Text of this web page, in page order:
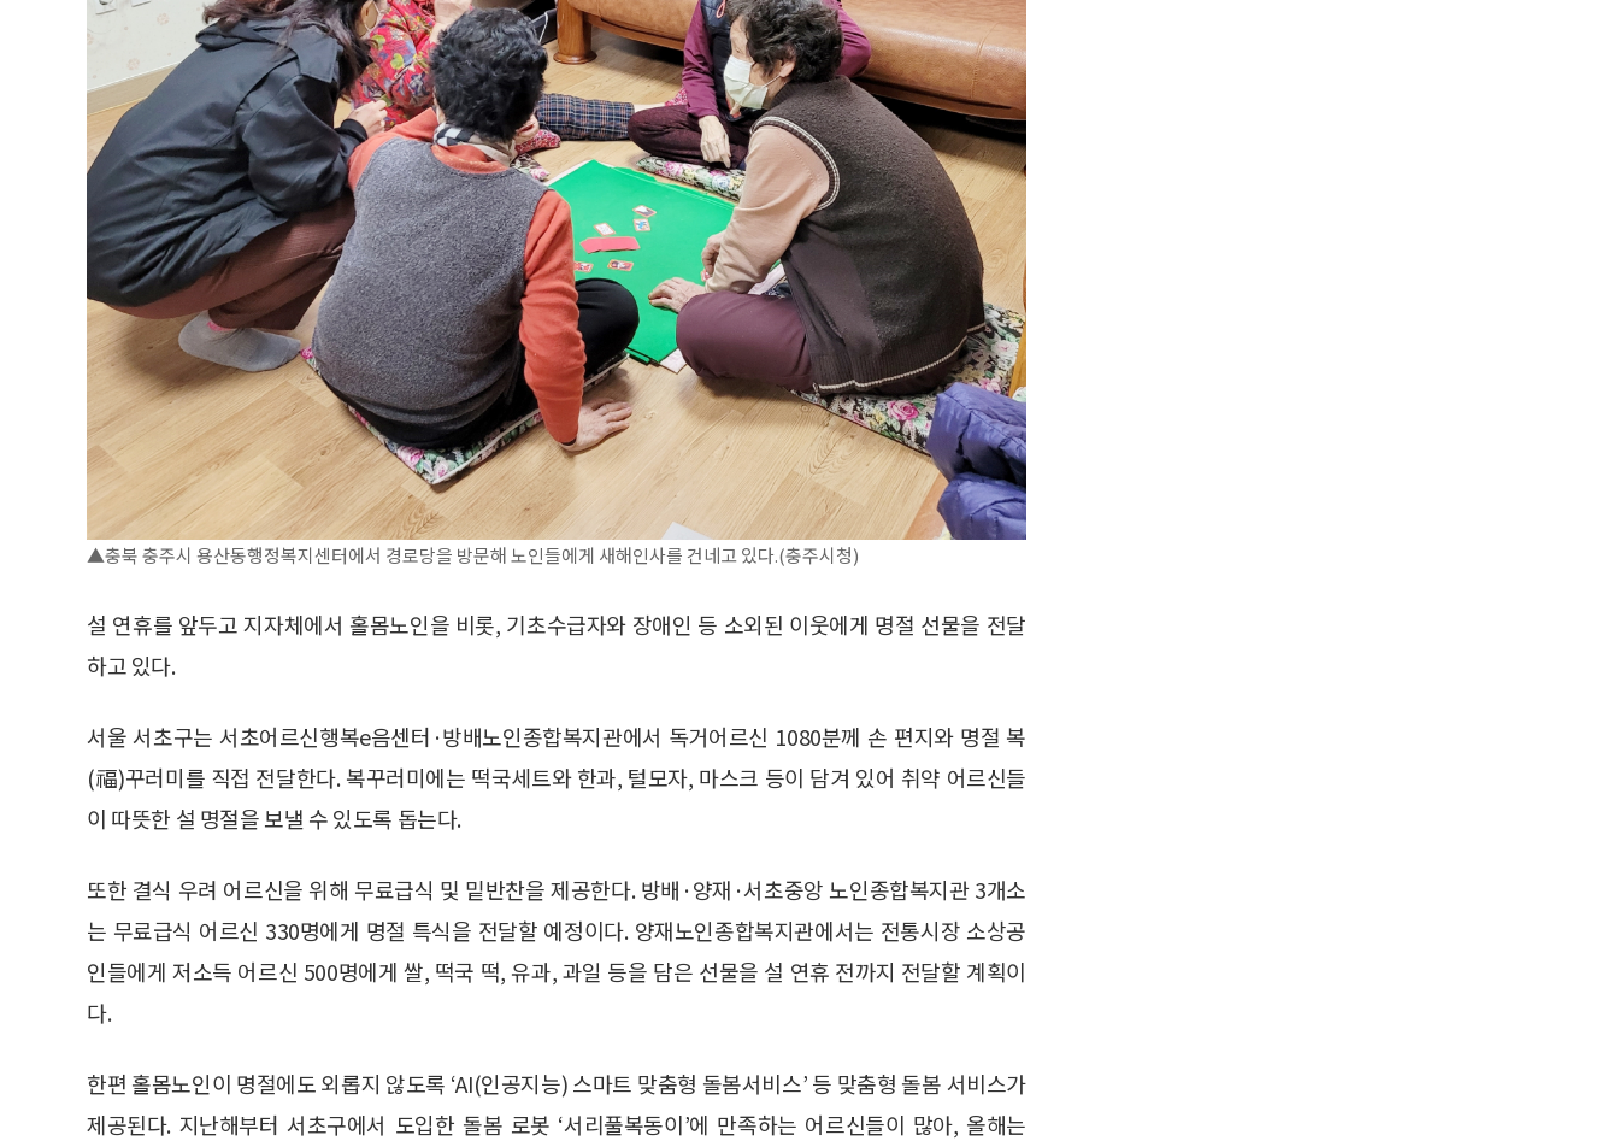
▲충북 충주시 용산동행정복지센터에서 경로당을 방문해 노인들에게 새해인사를 건네고 있다.(충주시청)
설 연휴를 앞두고 지자체에서 홀몸노인을 비롯, 기초수급자와 장애인 등 소외된 이웃에게 명절 선물을 전달
하고 있다.
서울 서초구는 서초어르신행복e음센터·방배노인종합복지관에서 독거어르신 1080분께 손 편지와 명절 복
(福)꾸러미를 직접 전달한다. 복꾸러미에는 떡국세트와 한과, 털모자, 마스크 등이 담겨 있어 취약 어르신들
이 따뜻한 설 명절을 보낼 수 있도록 돕는다.
또한 결식 우려 어르신을 위해 무료급식 및 밑반찬을 제공한다. 방배·양재·서초중앙 노인종합복지관 3개소
는 무료급식 어르신 330명에게 명절 특식을 전달할 예정이다. 양재노인종합복지관에서는 전통시장 소상공
인들에게 저소득 어르신 500명에게 쌀, 떡국 떡, 유과, 과일 등을 담은 선물을 설 연휴 전까지 전달할 계획이
다.
한편 홀몸노인이 명절에도 외롭지 않도록 ‘AI(인공지능) 스마트 맞춤형 돌봄서비스’ 등 맞춤형 돌봄 서비스가
제공된다. 지난해부터 서초구에서 도입한 돌봄 로봇 ‘서리풀복동이’에 만족하는 어르신들이 많아, 올해는